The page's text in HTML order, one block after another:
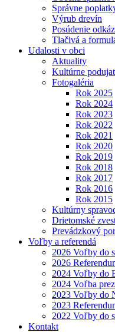
Správne
Výrub drevín
Posúdenie
Tlačivá a
Udalosti v obci
Aktuality
Kultúrne
Fotogaléria
Rok 2025
Rok 2024
Rok 2023
Rok 2022
Rok 2021
Rok 2020
Rok 2019
Rok 2018
Rok 2017
Rok 2016
Rok 2015
Kultúrny
Drietomské
Prevádzkový
Voľby a referendá
2026 Voľby do
2026
2024 Voľby do
2024 Voľba
2023 Voľby do
2023
2022 Voľby do
Kontakt